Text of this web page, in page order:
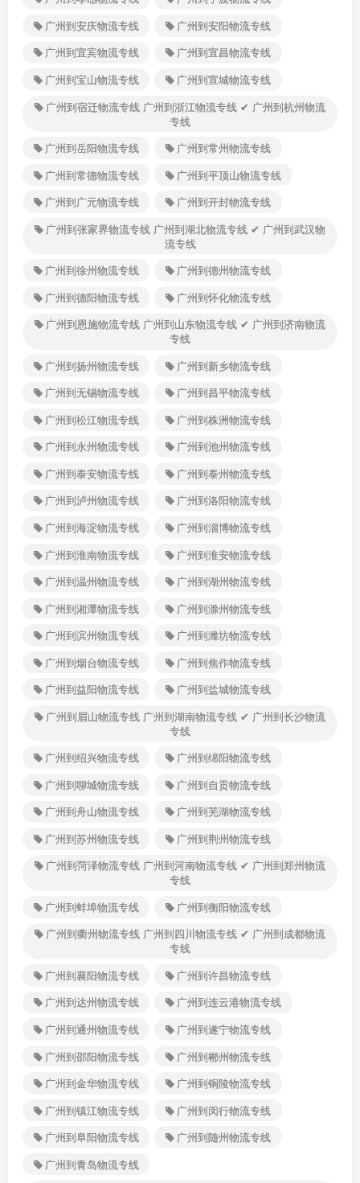
广州到安庆物流专线
广州到安阳物流专线
广州到宜宾物流专线
广州到宜昌物流专线
广州到宝山物流专线
广州到宣城物流专线
广州到宿迁物流专线 广州到浙江物流专线 ✔ 广州到杭州物流
专线
广州到岳阳物流专线
广州到常州物流专线
广州到常德物流专线
广州到平顶山物流专线
广州到广元物流专线
广州到开封物流专线
广州到张家界物流专线 广州到湖北物流专线 ✔ 广州到武汉物
流专线
广州到徐州物流专线
广州到德州物流专线
广州到德阳物流专线
广州到怀化物流专线
广州到恩施物流专线 广州到山东物流专线 ✔ 广州到济南物流
专线
广州到扬州物流专线
广州到新乡物流专线
广州到无锡物流专线
广州到昌平物流专线
广州到松江物流专线
广州到株洲物流专线
广州到永州物流专线
广州到池州物流专线
广州到泰安物流专线
广州到泰州物流专线
广州到泸州物流专线
广州到洛阳物流专线
广州到海淀物流专线
广州到淄博物流专线
广州到淮南物流专线
广州到淮安物流专线
广州到温州物流专线
广州到湖州物流专线
广州到湘潭物流专线
广州到滁州物流专线
广州到滨州物流专线
广州到潍坊物流专线
广州到烟台物流专线
广州到焦作物流专线
广州到益阳物流专线
广州到盐城物流专线
广州到眉山物流专线 广州到湖南物流专线 ✔ 广州到长沙物流
专线
广州到绍兴物流专线
广州到绵阳物流专线
广州到聊城物流专线
广州到自贡物流专线
广州到舟山物流专线
广州到芜湖物流专线
广州到苏州物流专线
广州到荆州物流专线
广州到菏泽物流专线 广州到河南物流专线 ✔ 广州到郑州物流
专线
广州到蚌埠物流专线
广州到衡阳物流专线
广州到衢州物流专线 广州到四川物流专线 ✔ 广州到成都物流
专线
广州到襄阳物流专线
广州到许昌物流专线
广州到达州物流专线
广州到连云港物流专线
广州到通州物流专线
广州到遂宁物流专线
广州到邵阳物流专线
广州到郴州物流专线
广州到金华物流专线
广州到铜陵物流专线
广州到镇江物流专线
广州到闵行物流专线
广州到阜阳物流专线
广州到随州物流专线
广州到青岛物流专线